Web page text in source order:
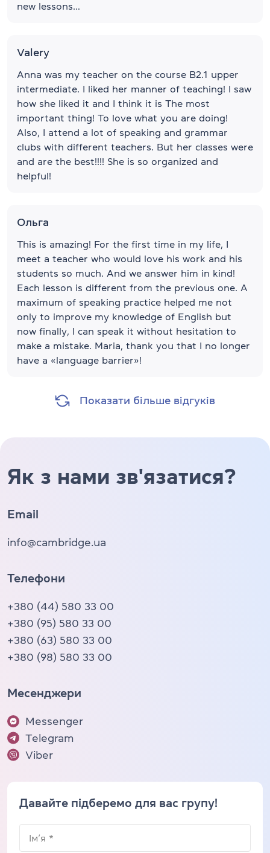
new lessons…
Valery
Anna was my teacher on the course B2.1 upper
intermediate. I liked her manner of teaching! I saw
how she liked it and I think it is The most
important thing! To love what you are doing!
Also, I attend a lot of speaking and grammar
clubs with different teachers. But her classes were
and are the best!!!! She is so organized and
helpful!
Ольга
This is amazing! For the first time in my life, I
meet a teacher who would love his work and his
students so much. And we answer him in kind!
Each lesson is different from the previous one. A
maximum of speaking practice helped me not
only to improve my knowledge of English but
now finally, I can speak it without hesitation to
make a mistake. Maria, thank you that I no longer
have a «language barrier»!
Показати більше відгуків
Як з нами зв'язатися?
Email
info@cambridge.ua
Телефони
+380 (44) 580 33 00
+380 (95) 580 33 00
+380 (63) 580 33 00
+380 (98) 580 33 00
Месенджери
Messenger
Telegram
Viber
Давайте підберемо для вас групу!